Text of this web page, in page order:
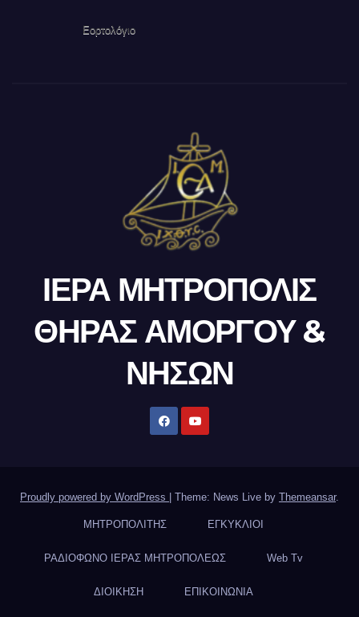
Εορτολόγιο
ΙΕΡΑ ΜΗΤΡΟΠΟΛΙΣ
ΘΗΡΑΣ ΑΜΟΡΓΟΥ &
ΝΗΣΩΝ
Proudly powered by WordPress Theme: News Live by Themeansar.
ΜΗΤΡΟΠΟΛΙΤΗΣ ΕΓΚΥΚΛΙΟΙ
ΡΑΔΙΟΦΩΝΟ ΙΕΡΑΣ ΜΗΤΡΟΠΟΛΕΩΣ Web Tv
ΔΙΟΙΚΗΣΗ ΕΠΙΚΟΙΝΩΝΙΑ